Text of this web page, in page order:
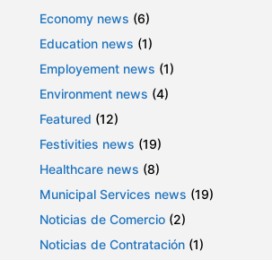
Economy news (6)
Education news (1)
Employement news (1)
Environment news (4)
Featured (12)
Festivities news (19)
Healthcare news (8)
Municipal Services news (19)
Noticias de Comercio (2)
Noticias de Contratación (1)